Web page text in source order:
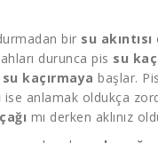
bir su akıntısı
durunca pis su
su kaçırmaya başlar. Pis
ise anlamak oldukça
mı derken aklınız